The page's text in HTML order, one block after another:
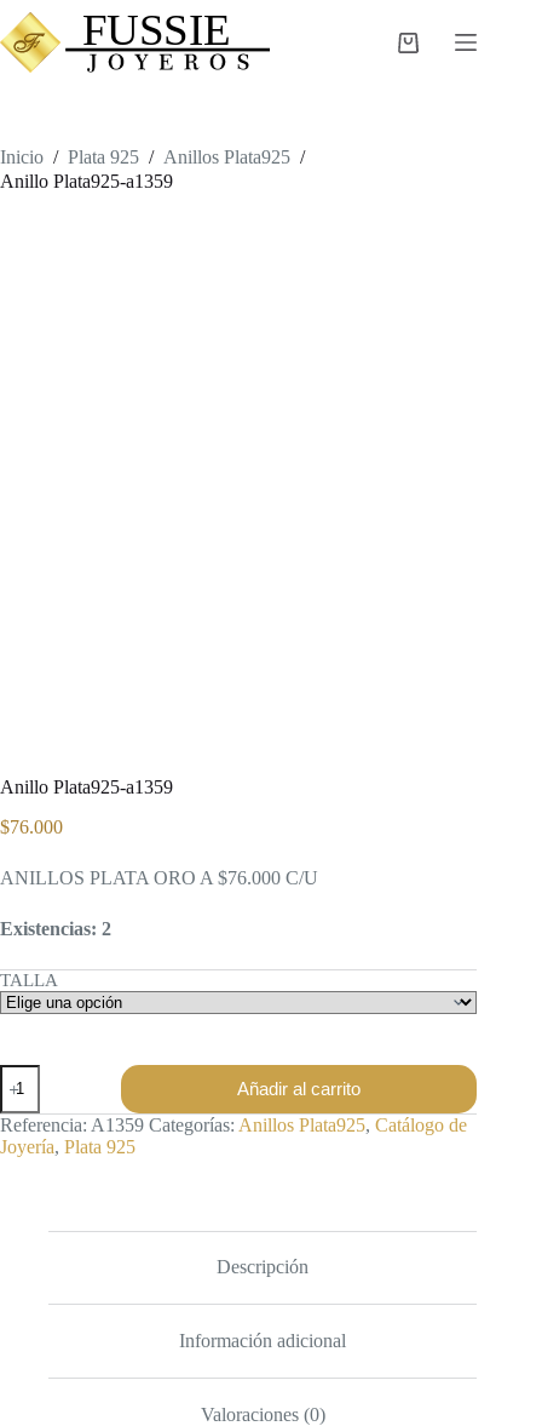
Saltar
al
contenido
Carro
Inicio / Plata 925 / Anillos Plata925 /
Anillo Plata925-a1359
Anillo Plata925-a1359
$76.000
ANILLOS PLATA ORO A $76.000 C/U
Existencias: 2
TALLA
Anillo
Plata925-
a1359
cantidad
Añadir al carrito
Referencia: A1359 Categorías: Anillos Plata925, Catálogo de
Joyería, Plata 925
Descripción
Información adicional
Valoraciones (0)